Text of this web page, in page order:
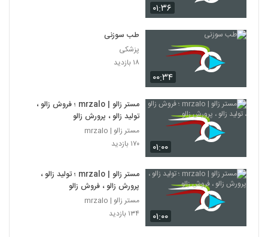
۰۱:۳۶
۰۰:۳۴
طب سوزنی
پزشکی
۱۸ بازدید
۰۱:۰۰
مستر زالو | mrzalo ؛ فروش زالو ،
تولید زالو ، پرورش زالو
مستر زالو | mrzalo
۱۷۰ بازدید
۰۱:۰۰
مستر زالو | mrzalo ؛ تولید زالو ،
پرورش زالو ، فروش زالو
مستر زالو | mrzalo
۱۳۴ بازدید